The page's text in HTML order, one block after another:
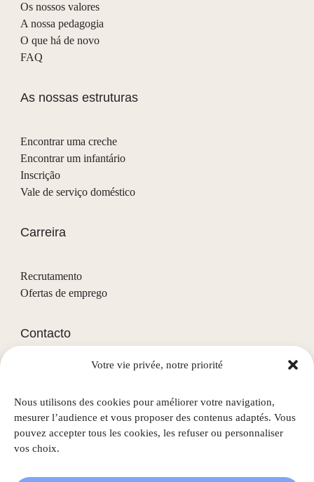
Votre vie privée, notre priorité
Nous utilisons des cookies pour améliorer votre navigation,
mesurer l’audience et vous proposer des contenus adaptés. Vous
pouvez accepter tous les cookies, les refuser ou personnaliser
vos choix.
Os nossos valores
A nossa pedagogia
O que há de novo
FAQ
As nossas estruturas
Encontrar uma creche
Encontrar um infantário
Inscrição
Vale de serviço doméstico
Carreira
Recrutamento
Ofertas de emprego
Contacto
1, rue de la Colline
L-3911 Mondercange